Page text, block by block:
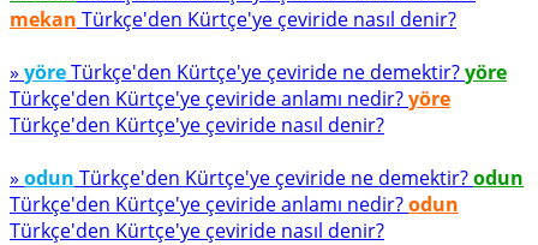
mekan Türkçe'den Kürtçe'ye çeviride nasıl denir?
» yöreTürkçe'den Kürtçe'ye çeviride ne demektir?yöre
Türkçe'den Kürtçe'ye çeviride anlamı nedir?yöre
Türkçe'den Kürtçe'ye çeviride nasıl denir?
» odun Türkçe'den Kürtçe'ye çeviride ne demektir?odun
Türkçe'den Kürtçe'ye çeviride anlamı nedir?odun
Türkçe'den Kürtçe'ye çeviride nasıl denir?